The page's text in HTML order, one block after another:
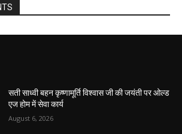
सती साध्वी बहन कृष्णामूर्ति विश्वास जी की जयंती पर ओल्ड
एज होम में सेवा कार्य
August 6, 2026